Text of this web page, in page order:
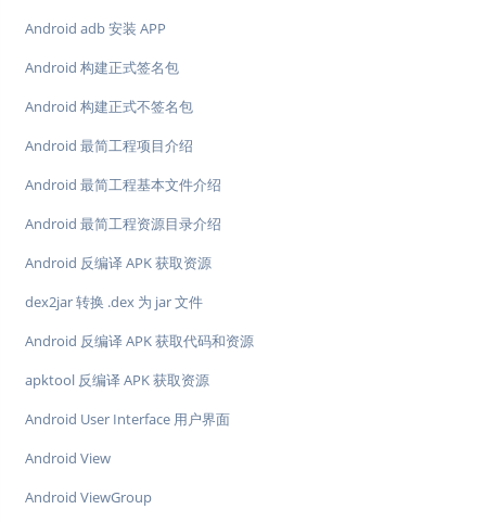
Android adb 安装 APP
Android 构建正式签名包
Android 构建正式不签名包
Android 最简工程项目介绍
Android 最简工程基本文件介绍
Android 最简工程资源目录介绍
Android 反编译 APK 获取资源
dex2jar 转换 .dex 为 jar 文件
Android 反编译 APK 获取代码和资源
apktool 反编译 APK 获取资源
Android User Interface 用户界面
Android View
Android ViewGroup